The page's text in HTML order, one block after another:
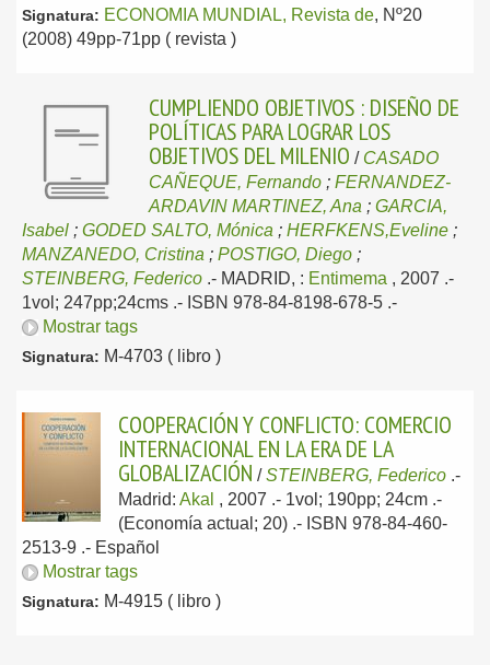
Signatura: ECONOMIA MUNDIAL, Revista de, Nº20
(2008) 49pp-71pp ( revista )
CUMPLIENDO OBJETIVOS : DISEÑO DE
POLÍTICAS PARA LOGRAR LOS
OBJETIVOS DEL MILENIO / CASADO
CAÑEQUE, Fernando ; FERNANDEZ-
ARDAVIN MARTINEZ, Ana ; GARCIA,
Isabel ; GODED SALTO, Mónica ; HERFKENS,Eveline ;
MANZANEDO, Cristina ; POSTIGO, Diego ;
STEINBERG, Federico .- MADRID, : Entimema , 2007 .-
1vol; 247pp;24cms .- ISBN 978-84-8198-678-5 .-
Mostrar tags
Signatura: M-4703 ( libro )
COOPERACIÓN Y CONFLICTO: COMERCIO
INTERNACIONAL EN LA ERA DE LA
GLOBALIZACIÓN /STEINBERG, Federico .-
Madrid: Akal , 2007 .- 1vol; 190pp; 24cm .-
(Economía actual; 20) .- ISBN 978-84-460-
2513-9 .- Español
Mostrar tags
Signatura: M-4915 ( libro )